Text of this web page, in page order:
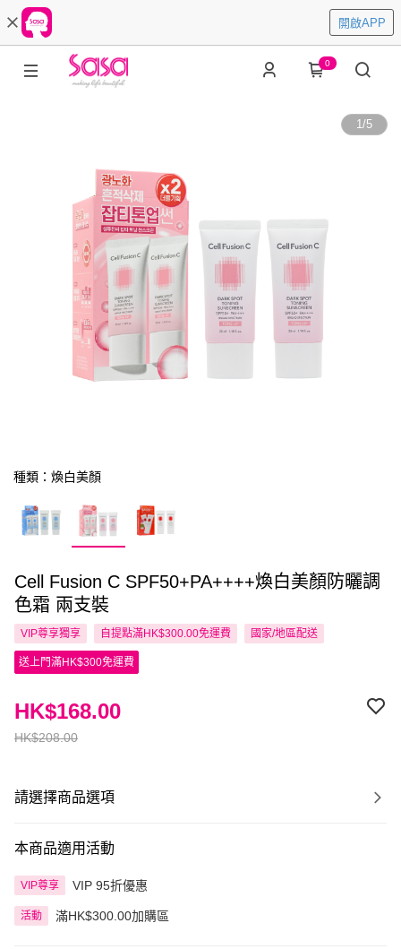
開啟APP
0
1/5
種類：煥白美顏
Cell Fusion C SPF50+PA++++煥白美顏防曬調
色霜 兩支裝
VIP尊享獨享 自提點滿HK$300.00免運費 國家/地區配送
送上門滿HK$300免運費
HK$208.00
HK$168.00
請選擇商品選項
本商品適用活動
VIP尊享 VIP 95折優惠
活動 滿HK$300.00加購區